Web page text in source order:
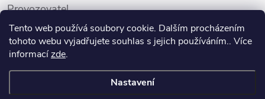
Tento web používá soubory cookie. Dalším procházením
tohoto webu vyjadřujete souhlas s jejich používáním.. Více
informacízde.
Nastavení
Provozovatel
Internetový prodej
Kamenné prodejny
Půjčovna pomůcek
Poradenství a služby